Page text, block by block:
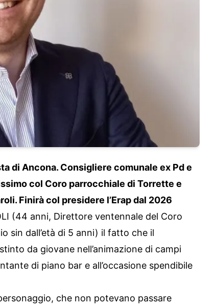
di Ancona. Consigliere comunale ex Pd e
col Coro parrocchiale di Torrette e
Finirà col presidere l’Erap dal 2026
(44 anni, Direttore ventennale del Coro
sin dall’età di 5 anni) il fatto che il
da giovane nell’animazione di campi
di piano bar e all’occasione spendibile
che non potevano passare